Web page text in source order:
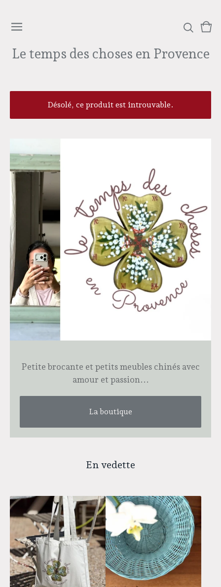
Le temps des choses en Provence
0
Désolé, ce produit est introuvable.
Petite brocante et petits meubles chinés avec
amour et passion...
La boutique
En vedette